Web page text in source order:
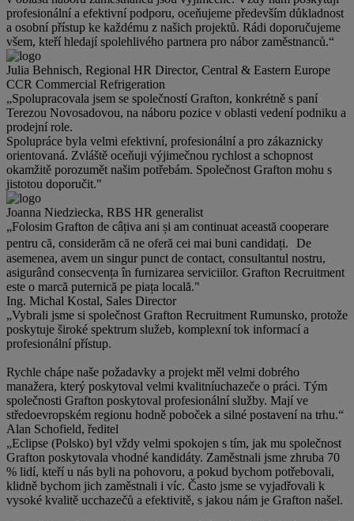
profesionální a efektivní podporu, oceňujeme především důkladnost
a osobní přístup ke každému z našich projektů. Rádi doporučujeme
všem, kteří hledají spolehlivého partnera pro nábor zaměstnanců.“
Julia Behnisch, Regional HR Director, Central & Eastern Europe
CCR Commercial Refrigeration
„Spolupracovala jsem se společností Grafton, konkrétně s paní
Terezou Novosadovou, na náboru pozice v oblasti vedení podniku a
prodejní role.
Spolupráce byla velmi efektivní, profesionální a pro zákaznicky
orientovaná. Zvláště oceňuji výjimečnou rychlost a schopnost
okamžitě porozumět našim potřebám. Společnost Grafton mohu s
jistotou doporučit."
Joanna Niedziecka, RBS HR generalist
„Folosim Grafton de câțiva ani și am continuat această cooperare
pentru că, considerăm că ne oferă cei mai buni candidați. De
asemenea, avem un singur punct de contact, consultantul nostru,
asigurând consecvența în furnizarea serviciilor. Grafton Recruitment
este o marcă puternică pe piața locală."
Ing. Michal Kostal, Sales Director
„Vybrali jsme si společnost Grafton Recruitment Rumunsko, protože
poskytuje široké spektrum služeb, komplexní tok informací a
profesionální přístup.
Rychle chápe naše požadavky a projekt měl velmi dobrého
manažera, který poskytoval velmi kvalitníuchazeče o práci. Tým
společnosti Grafton poskytoval profesionální služby. Mají ve
středoevropském regionu hodně poboček a silné postavení na trhu.“
Alan Schofield, ředitel
„Eclipse (Polsko) byl vždy velmi spokojen s tím, jak mu společnost
Grafton poskytovala vhodné kandidáty. Zaměstnali jsme zhruba 70
% lidí, kteří u nás byli na pohovoru, a pokud bychom potřebovali,
klidně bychom jich zaměstnali i víc. Často jsme se vyjadřovali k
vysoké kvalitě ucchazečů a efektivitě, s jakou nám je Grafton našel.